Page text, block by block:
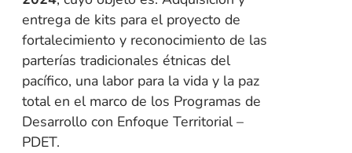
entrega de kits para el proyecto de
fortalecimiento y reconocimiento de las
parterías tradicionales étnicas del
pacífico, una labor para la vida y la paz
total en el marco de los Programas de
Desarrollo con Enfoque Territorial –
PDET.